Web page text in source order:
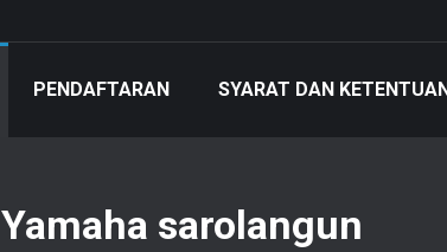
PENDAFTARAN SYARAT DAN
Yamaha sarolangun